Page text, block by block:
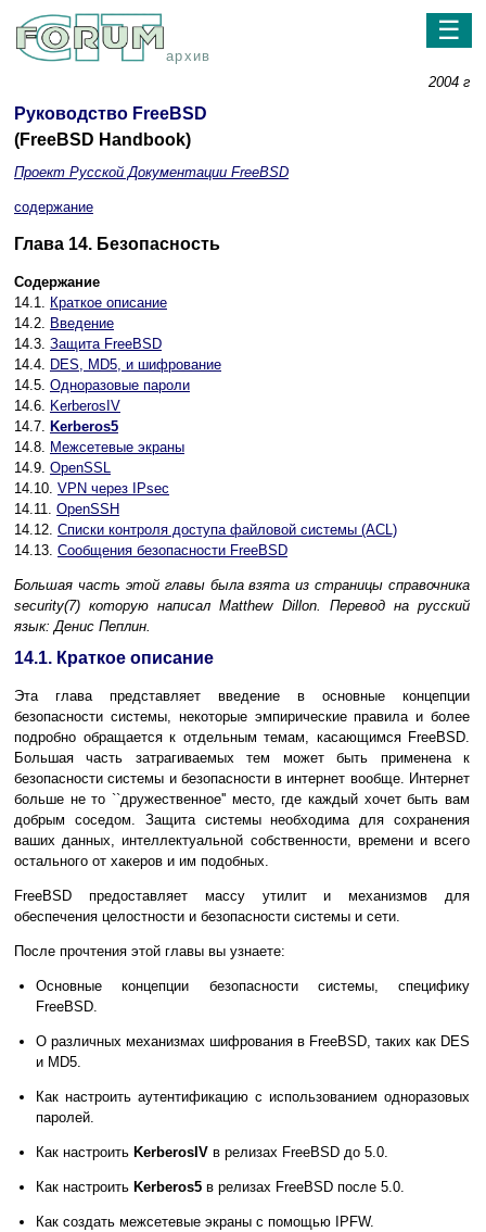
архив
☰
2004 г
Руководство FreeBSD
(FreeBSD Handbook)
Проект Русской Документации FreeBSD
содержание
Глава 14. Безопасность
Содержание
14.1. Краткое описание
14.2. Введение
14.3. Защита FreeBSD
14.4. DES, MD5, и шифрование
14.5. Одноразовые пароли
14.6. KerberosIV
14.7. Kerberos5
14.8. Межсетевые экраны
14.9. OpenSSL
14.10. VPN через IPsec
14.11. OpenSSH
14.12. Списки контроля доступа файловой системы (ACL)
14.13. Сообщения безопасности FreeBSD
Большая часть этой главы была взята из страницы справочника
security(7) которую написал Matthew Dillon.
Перевод на русский
язык: Денис Пеплин.
14.1. Краткое описание
Эта глава представляет введение в основные концепции
безопасности системы, некоторые эмпирические правила и более
подробно обращается к отдельным темам, касающимся FreeBSD.
Большая часть затрагиваемых тем может быть применена к
безопасности системы и безопасности в интернет вообще. Интернет
больше не то ``дружественное'' место, где каждый хочет быть вам
добрым соседом. Защита системы необходима для сохранения
ваших данных, интеллектуальной собственности, времени и всего
остального от хакеров и им подобных.
FreeBSD предоставляет массу утилит и механизмов для
обеспечения целостности и безопасности системы и сети.
После прочтения этой главы вы узнаете:
Основные концепции безопасности системы, специфику
FreeBSD.
О различных механизмах шифрования в FreeBSD, таких как DES
и MD5.
Как настроить аутентификацию с использованием одноразовых
паролей.
Как настроить KerberosIV в релизах FreeBSD до 5.0.
Как настроить Kerberos5 в релизах FreeBSD после 5.0.
Как создать межсетевые экраны с помощью IPFW.